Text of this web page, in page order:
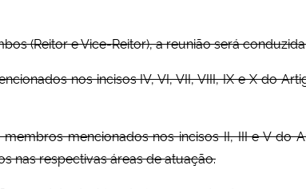
(Reitor e Vice-Reitor), a reunião será
nos incisos IV, VI, VII, VIII, IX e X do
mencionados nos incisos II, III e V do
nas respectivas áreas de atuação.